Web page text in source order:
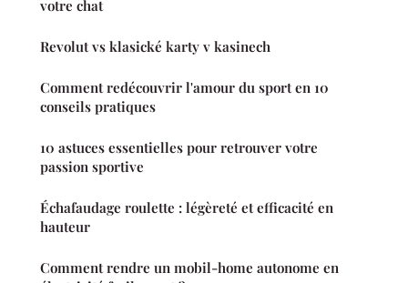
votre chat
Revolut vs klasické karty v kasinech
Comment redécouvrir l'amour du sport en 10
conseils pratiques
10 astuces essentielles pour retrouver votre
passion sportive
Échafaudage roulette : légèreté et efficacité en
hauteur
Comment rendre un mobil-home autonome en